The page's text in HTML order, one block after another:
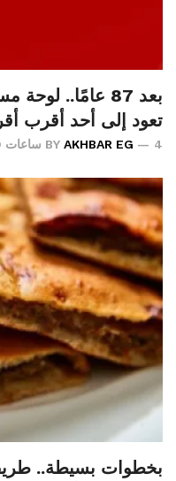
بعد 87 عامًا..
تعود إلى أحد أقرب
BY AKHBAR EG 4 ساعات AGO
بخطوات بسيطة..